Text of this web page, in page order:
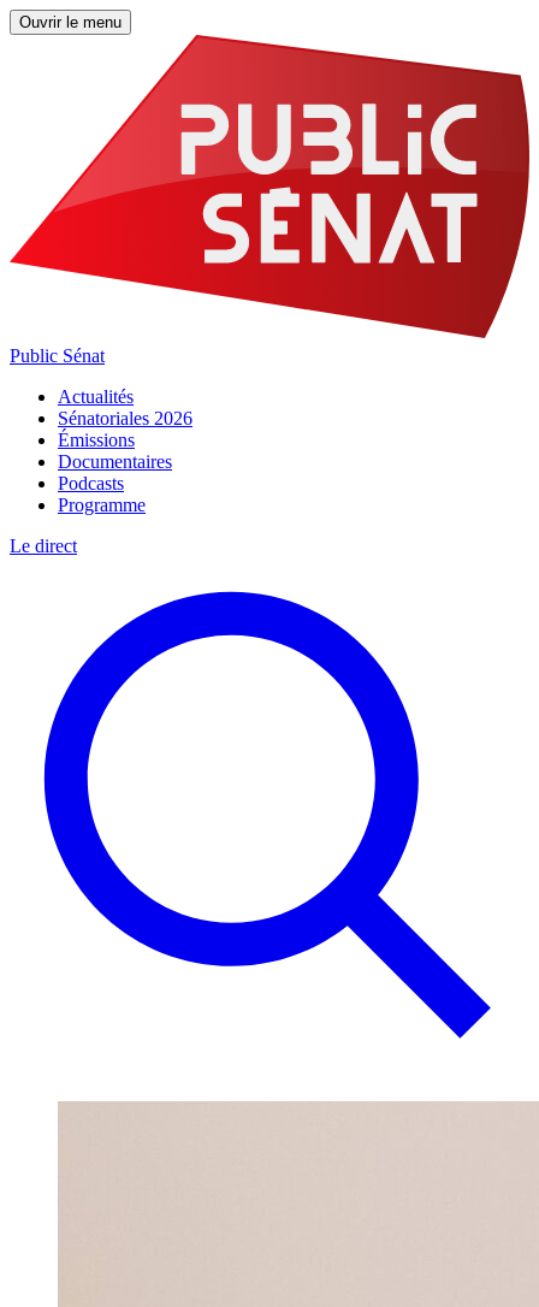
Ouvrir le menu
Public Sénat
Actualités
Sénatoriales 2026
Émissions
Documentaires
Podcasts
Programme
Le direct